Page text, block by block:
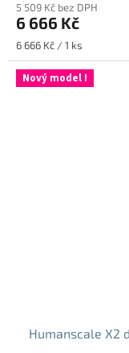
5 509 Kč bez DPH
6 666 Kč
Měrná
cena:
6 666 Kč / 1 ks
Nový model !
Humanscale X2